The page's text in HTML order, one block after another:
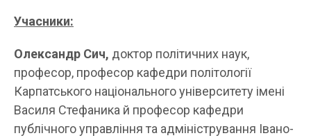
Учасники:
Олександр Сич, доктор політичних наук,
професор, професор кафедри політології
Карпатського національного університету імені
Василя Стефаника й професор кафедри
публічного управління та адміністрування Івано-